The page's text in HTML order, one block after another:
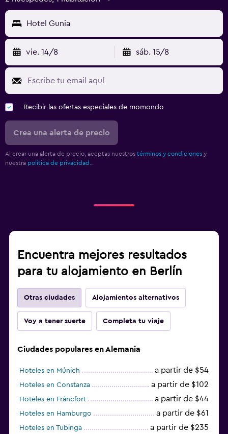
Hotel Gunia
vie. 14/8 sáb. 15/8
Recibir las ofertas especiales de momondo
Crea una alerta de precio
Al crear una alerta de precio, aceptas nuestros términos y condiciones y
nuestra política de privacidad.
Encuentra mejores resultados
para tu alojamiento en Berlín
Otras ciudades Alojamientos alternativos
Voy a tener suerte Completa tu viaje
Ciudades populares en Alemania
Hoteles en Múnich a partir de $54
Hoteles en Constanza a partir de $102
Hoteles en Fráncfort a partir de $44
Hoteles en Hamburgo a partir de $61
Hoteles en Tubinga a partir de $235